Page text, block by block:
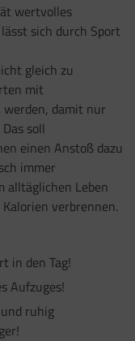
wertvolles
sich durch Sport
gleich zu
mit
damit nur
soll
einen Anstoß dazu
immer
alltäglichen Leben
verbrennen.
in den Tag!
Aufzuges!
ruhig